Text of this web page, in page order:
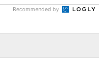
Recommended by